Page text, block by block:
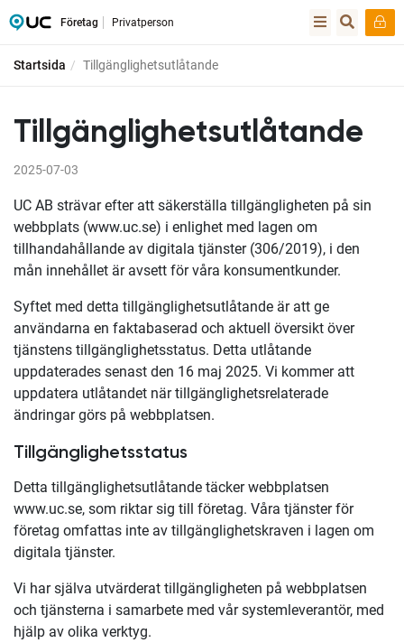
Företag Privatperson
Startsida Tillgänglighetsutlåtande
Tillgänglighetsutlåtande
2025-07-03
UC AB strävar efter att säkerställa tillgängligheten på sin
webbplats (www.uc.se) i enlighet med lagen om
tillhandahållande av digitala tjänster (306/2019), i den
mån innehållet är avsett för våra konsumentkunder.
Syftet med detta tillgänglighetsutlåtande är att ge
användarna en faktabaserad och aktuell översikt över
tjänstens tillgänglighetsstatus. Detta utlåtande
uppdaterades senast den 16 maj 2025. Vi kommer att
uppdatera utlåtandet när tillgänglighetsrelaterade
ändringar görs på webbplatsen.
Tillgänglighetsstatus
Detta tillgänglighetsutlåtande täcker webbplatsen
www.uc.se, som riktar sig till företag. Våra tjänster för
företag omfattas inte av tillgänglighetskraven i lagen om
digitala tjänster.
Vi har själva utvärderat tillgängligheten på webbplatsen
och tjänsterna i samarbete med vår systemleverantör, med
hjälp av olika verktyg.